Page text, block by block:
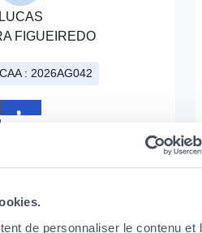
de personnaliser le contenu et
LUCAS
FIGUEIREDO
: 2026AG042
+352